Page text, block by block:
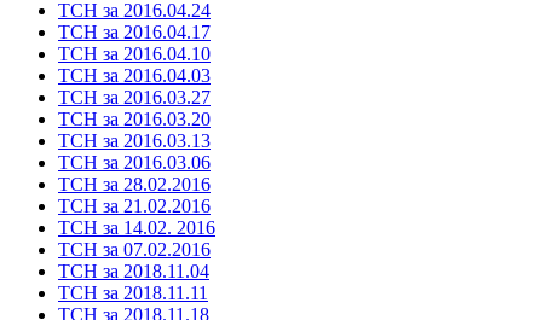
ТСН за 2016.04.24
ТСН за 2016.04.17
ТСН за 2016.04.10
ТСН за 2016.04.03
ТСН за 2016.03.27
ТСН за 2016.03.20
ТСН за 2016.03.13
ТСН за 2016.03.06
ТСН за 28.02.2016
ТСН за 21.02.2016
ТСН за 14.02. 2016
ТСН за 07.02.2016
ТСН за 2018.11.04
ТСН за 2018.11.11
ТСН за 2018.11.18